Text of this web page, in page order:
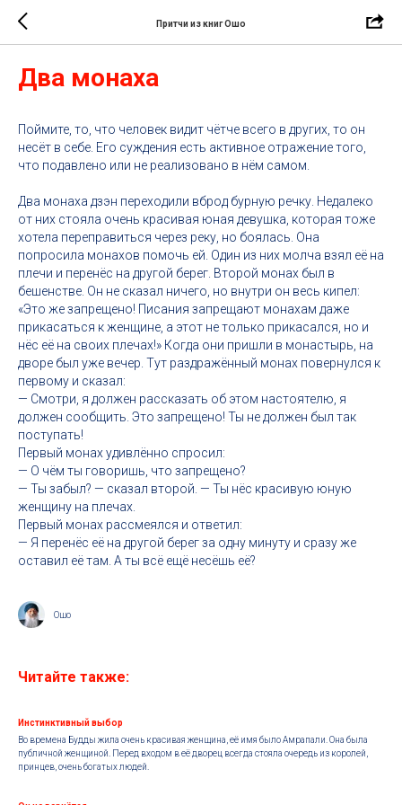
Притчи из книг Ошо
Два монаха
Поймите, то, что человек видит чётче всего в других, то он
несёт в себе. Его суждения есть активное отражение того,
что подавлено или не реализовано в нём самом.
Два монаха дзэн переходили вброд бурную речку. Недалеко
от них стояла очень красивая юная девушка, которая тоже
хотела переправиться через реку, но боялась. Она
попросила монахов помочь ей. Один из них молча взял её на
плечи и перенёс на другой берег. Второй монах был в
бешенстве. Он не сказал ничего, но внутри он весь кипел:
«Это же запрещено! Писания запрещают монахам даже
прикасаться к женщине, а этот не только прикасался, но и
нёс её на своих плечах!» Когда они пришли в монастырь, на
дворе был уже вечер. Тут раздражённый монах повернулся к
первому и сказал:
— Смотри, я должен рассказать об этом настоятелю, я
должен сообщить. Это запрещено! Ты не должен был так
поступать!
Первый монах удивлённо спросил:
— О чём ты говоришь, что запрещено?
— Ты забыл? — сказал второй. — Ты нёс красивую юную
женщину на плечах.
Первый монах рассмеялся и ответил:
— Я перенёс её на другой берег за одну минуту и сразу же
оставил её там. А ты всё ещё несёшь её?
Ошо
Читайте также:
Инстинктивный выбор
Во времена Будды жила очень красивая женщина, её имя было Амрапали. Она была
публичной женщиной. Перед входом в её дворец всегда стояла очередь из королей,
принцев, очень богатых людей.